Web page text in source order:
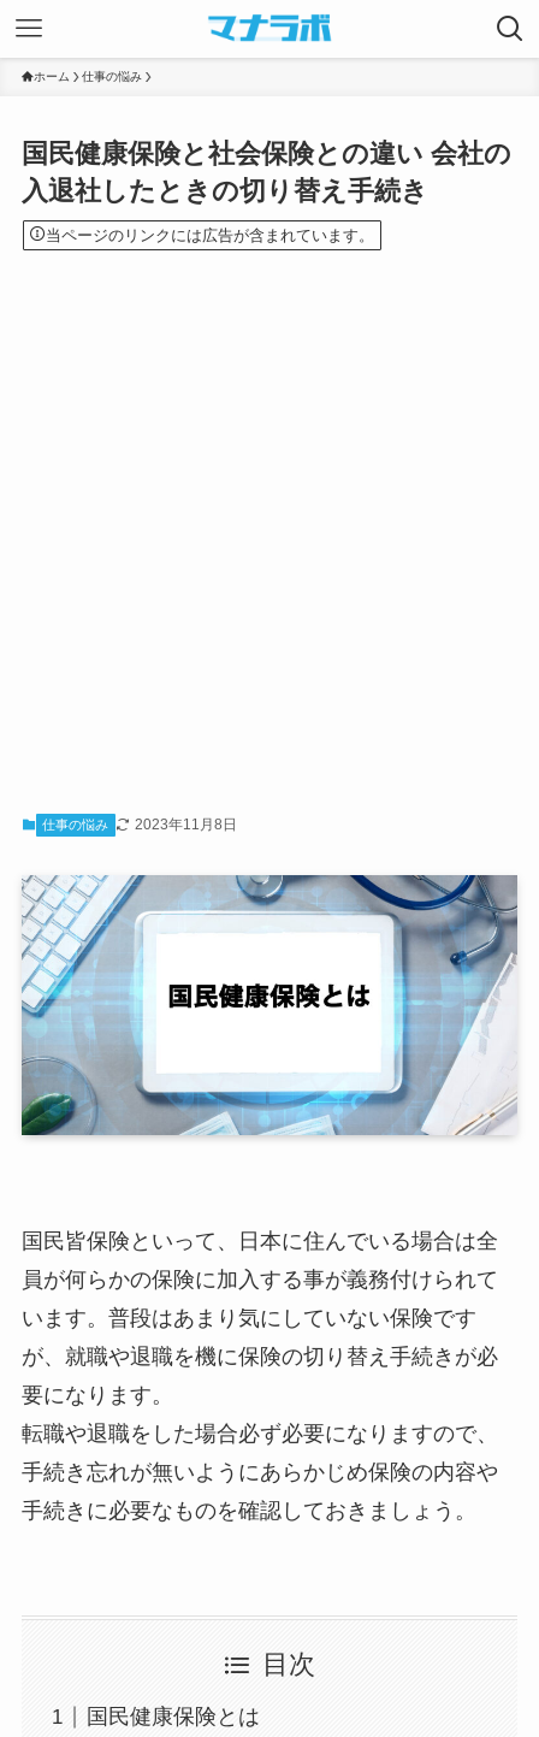
ホーム 仕事の悩み
国民健康保険と社会保険との違い 会社の
入退社したときの切り替え手続き
当ページのリンクには広告が含まれています。
仕事の悩み 2023年11月8日
国民皆保険といって、日本に住んでいる場合は全
員が何らかの保険に加入する事が義務付けられて
います。普段はあまり気にしていない保険です
が、就職や退職を機に保険の切り替え手続きが必
要になります。
転職や退職をした場合必ず必要になりますので、
手続き忘れが無いようにあらかじめ保険の内容や
手続きに必要なものを確認しておきましょう。
目次
国民健康保険とは